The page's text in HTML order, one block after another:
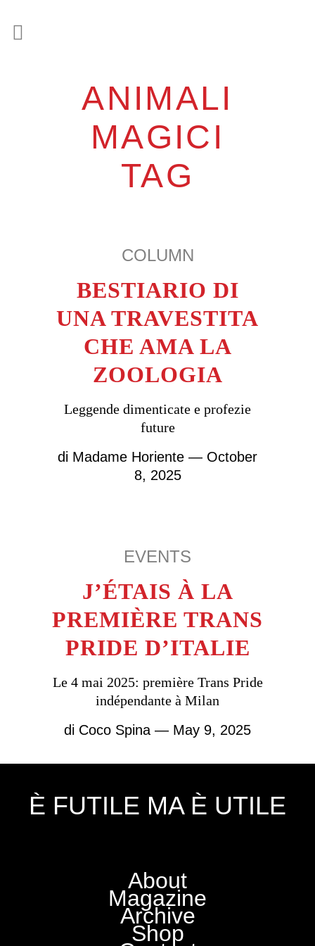
ANIMALI
MAGICI
TAG
COLUMN
BESTIARIO DI
UNA TRAVESTITA
CHE AMA LA
ZOOLOGIA
Leggende dimenticate e profezie
future
di Madame Horiente — October
8, 2025
EVENTS
J’ÉTAIS À LA
PREMIÈRE TRANS
PRIDE D’ITALIE
Le 4 mai 2025: première Trans Pride
indépendante à Milan
di Coco Spina — May 9, 2025
È FUTILE MA È UTILE
About
Magazine
Archive
Shop